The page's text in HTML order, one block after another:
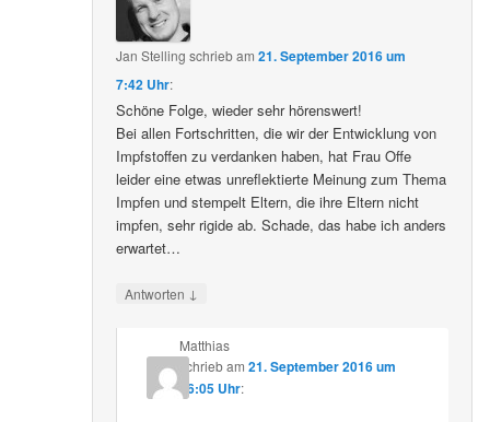
Jan Stelling schriebam21. September 2016 um
7:42 Uhr:
Schöne Folge, wieder sehr hörenswert!
Bei allen Fortschritten, die wir der Entwicklung von
Impfstoffen zu verdanken haben, hat Frau Offe
leider eine etwas unreflektierte Meinung zum Thema
Impfen und stempelt Eltern, die ihre Eltern nicht
impfen, sehr rigide ab. Schade, das habe ich anders
erwartet…
Antworten ↓
Matthias
schriebam 21. September 2016 um
16:05 Uhr: